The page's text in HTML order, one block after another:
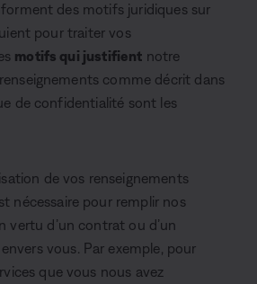
des motifs juridiques sur
pour traiter vos
motifs qui justifient notre
comme décrit dans
de confidentialité sont les
de vos renseignements
nécessaire pour remplir nos
vertu d’un contrat ou d’un
vous. Par exemple, pour
que vous nous avez